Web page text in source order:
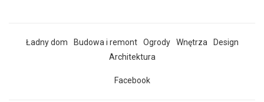
Ładny dom Budowa i remont Ogrody Wnętrza
Design
Architektura
Facebook